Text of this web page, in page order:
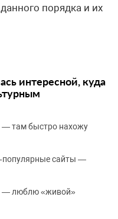
порядка и их
интересной, куда
— там быстро нахожу
сайты —
— люблю «живой»